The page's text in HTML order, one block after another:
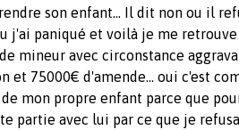
son enfant... Il dit non ou il
j'ai paniqué et voilà je me retrouve
mineur avec circonstance
et 75000€ d'amende... oui c'est
mon propre enfant parce que
partie avec lui par ce que je